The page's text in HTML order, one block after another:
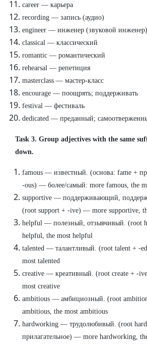
career — карьера
recording — запись (аудио)
engineer — инженер (звуковой инженер)
classical — классический
romantic — романтический
rehearsal — репетиция
masterclass — мастер-класс
encourage — поощрять; поддерживать
festival — фестиваль
dedicated — преданный;
Task 3. Group adjectives with the same
down.
famous — известный. (основа: fame +
-ous) — более/самый: more famous, the
supportive — поддерживающий,
(root support + -ive) — more supportive,
helpful — полезный, отзывчивый. (root
helpful, the most helpful
talented — талантливый. (root talent + -
most talented
creative — креативный. (root create + -
most creative
ambitious — амбициозный. (root
ambitious, the most ambitious
hardworking — трудолюбивый. (root
прилагательное) — more hardworking,